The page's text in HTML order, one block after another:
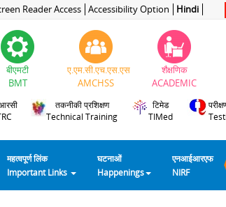
Reader Access Accessibility Option Hindi
बीएमटी
BMT
ए.एम.सी.एच.एस.एस
AMCHSS
शैक्षणिक
ACADEMIC
तकनीकी प्रशिक्षण
Technical Training
टिमेड
TIMed
महत्वपूर्ण लिंक
Important Links
घटनाओं
Happenings
एनआईआरएफ
NIRF